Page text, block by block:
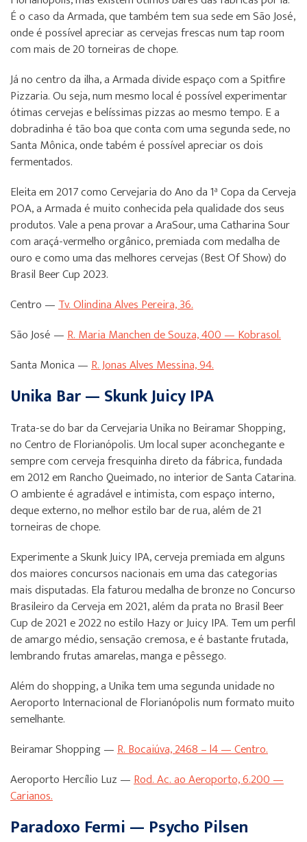
É o caso da Armada, que também tem sua sede em São José,
onde é possível apreciar as cervejas frescas num tap room
com mais de 20 torneiras de chope.
Já no centro da ilha, a Armada divide espaço com a Spitfire
Pizzaria. Ou seja, num mesmo local é possível experimentar
ótimas cervejas e belíssimas pizzas ao mesmo tempo. E a
dobradinha é tão boa que conta com uma segunda sede, no
Santa Mônica, onde tabém é possível apreciar os dois
fermentados.
Eleita em 2017 como Cervejaria do Ano da 1ª Copa da Cerveja
POA, a Armada é muito conhecida pela qualidade dos seus
produtos. Vale a pena provar a AraSour, uma Catharina Sour
com araçá-vermelho orgânico, premiada com medalha de
ouro e como uma das melhores cervejas (Best Of Show) do
Brasil Beer Cup 2023.
Centro —Tv. Olindina Alves Pereira, 36.
São José —R. Maria Manchen de Souza, 400 — Kobrasol.
Santa Monica —R. Jonas Alves Messina, 94.
Unika Bar — Skunk Juicy IPA
Trata-se do bar da Cervejaria Unika no Beiramar Shopping,
no Centro de Florianópolis. Um local super aconchegante e
sempre com cerveja fresquinha direto da fábrica, fundada
em 2012 em Rancho Queimado, no interior de Santa Catarina.
O ambiente é agradável e intimista, com espaço interno,
deque externo, no melhor estilo bar de rua, além de 21
torneiras de chope.
Experimente a Skunk Juicy IPA, cerveja premiada em alguns
dos maiores concursos nacionais em uma das categorias
mais disputadas. Ela faturou medalha de bronze no Concurso
Brasileiro da Cerveja em 2021, além da prata no Brasil Beer
Cup de 2021 e 2022 no estilo Hazy or Juicy IPA. Tem um perfil
de amargo médio, sensação cremosa, e é bastante frutada,
lembrando frutas amarelas, manga e pêssego.
Além do shopping, a Unika tem uma segunda unidade no
Aeroporto Internacional de Florianópolis num formato muito
semelhante.
Beiramar Shopping —R. Bocaiúva, 2468 – l4 — Centro.
Aeroporto Hercílio Luz —Rod. Ac. ao Aeroporto, 6.200 —
Carianos.
Paradoxo Fermi — Psycho Pilsen